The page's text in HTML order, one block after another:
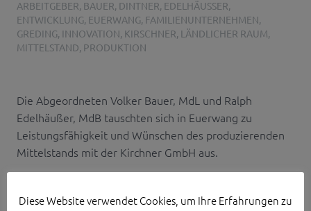
ARBEITGEBER, BAUER, DINTNER, EDELHÄUSSER
,
ENTWICKLUNG, EUERWANG, FAMILIENUNTERNEHMEN,
GREDING, INNOVATION, KIRSCHNER, LÄNDLICHER RAUM,
MITTELSTAND, PRODUKTION
Die Abgeordneten Volker Bauer, MdL und Ralph
Edelhäußer, MdB tauschten sich in Euerwang zu
Leistungsfähigkeit und Wünschen des produzierenden
Mittelstands mit der Kirchner GmbH aus.
Diese Website verwendet Cookies, um Ihre Erfahrungen zu